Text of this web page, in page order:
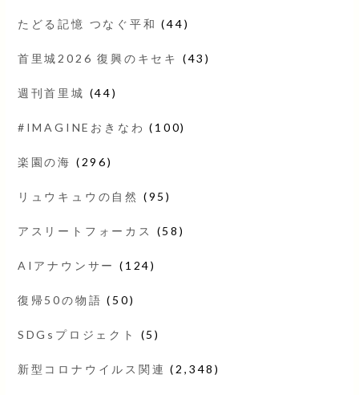
たどる記憶 つなぐ平和 (44)
首里城2026 復興のキセキ (43)
週刊首里城 (44)
#IMAGINEおきなわ (100)
楽園の海 (296)
リュウキュウの自然 (95)
アスリートフォーカス (58)
AIアナウンサー (124)
復帰50の物語 (50)
SDGsプロジェクト (5)
新型コロナウイルス関連 (2,348)